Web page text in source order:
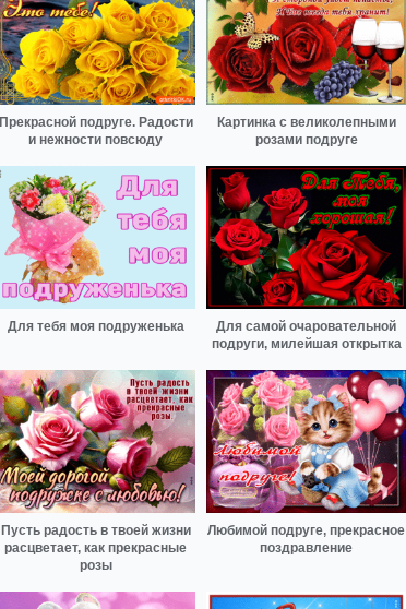
Прекрасной подруге. Радости
и нежности повсюду
Картинка с великолепными
розами подруге
Для тебя моя подруженька
Для самой очаровательной
подруги, милейшая открытка
Пусть радость в твоей жизни
расцветает, как прекрасные
розы
Любимой подруге, прекрасное
поздравление